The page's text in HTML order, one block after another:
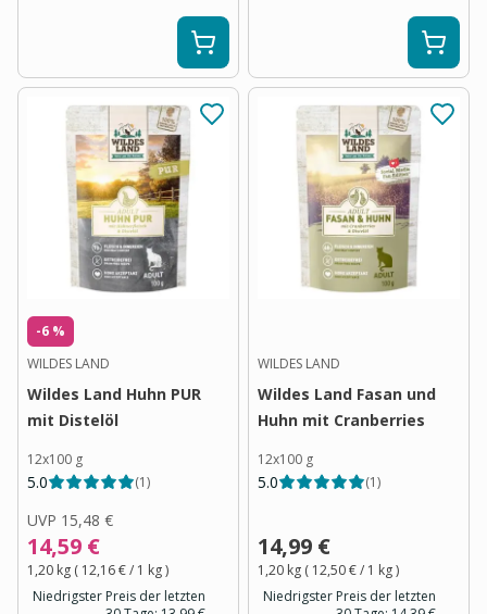
-6 %
WILDES LAND
Wildes Land Huhn PUR
mit Distelöl
12x100 g
5.0 (1)
UVP 15,48 €
14,59 €
1,20 kg ( 12,16 €/ 1 kg)
Niedrigster Preis der letzten
WILDES LAND
Wildes Land Fasan und
Huhn mit Cranberries
12x100 g
5.0 (1)
14,99 €
1,20 kg ( 12,50 €/ 1 kg)
Niedrigster Preis der letzten